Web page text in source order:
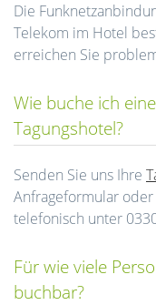
Die
Telekom im Hotel
erreichen Sie
Wie buche ich
Tagungshotel?
Senden Sie uns Ihre
Anfrageformular
telefonisch unter
Für wie viele
buchbar?